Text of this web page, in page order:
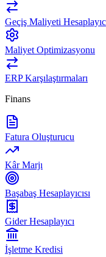
Geçiş Maliyeti
Maliyet Optimizasyonu
ERP Karşılaştırmaları
Finans
Fatura Oluşturucu
Kâr Marjı
Başabaş Hesaplayıcısı
Gider Hesaplayıcı
İşletme Kredisi